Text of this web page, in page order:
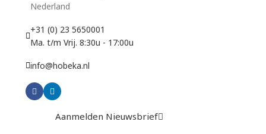
Nederland
+31 (0) 23 5650001
Ma. t/m Vrij. 8:30u - 17:00u
info@hobeka.nl
Aanmelden Nieuwsbrief